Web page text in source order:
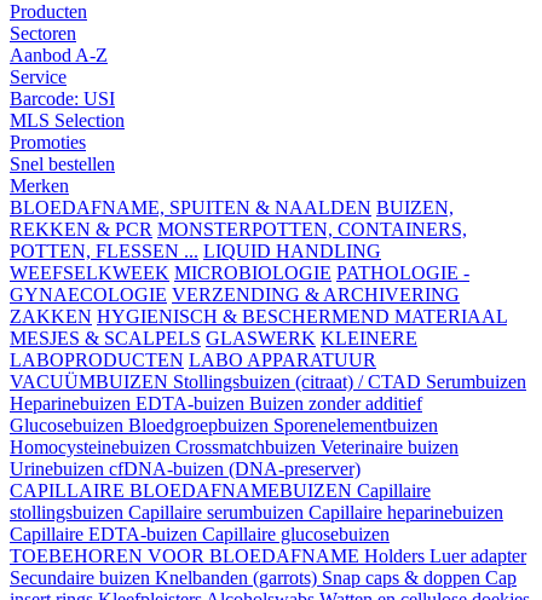
Producten
Sectoren
Aanbod A-Z
Service
Barcode: USI
MLS Selection
Promoties
Snel bestellen
Merken
BLOEDAFNAME, SPUITEN & NAALDEN BUIZEN,
REKKEN & PCR MONSTERPOTTEN, CONTAINERS,
POTTEN, FLESSEN ... LIQUID HANDLING
WEEFSELKWEEK MICROBIOLOGIE PATHOLOGIE -
GYNAECOLOGIE VERZENDING & ARCHIVERING
ZAKKEN HYGIENISCH & BESCHERMEND MATERIAAL
MESJES & SCALPELS GLASWERK KLEINERE
LABOPRODUCTEN LABO APPARATUUR
VACUÜMBUIZEN Stollingsbuizen (citraat) / CTAD Serumbuizen
Heparinebuizen EDTA-buizen Buizen zonder additief
Glucosebuizen Bloedgroepbuizen Sporenelementbuizen
Homocysteinebuizen Crossmatchbuizen Veterinaire buizen
Urinebuizen cfDNA-buizen (DNA-preserver)
CAPILLAIRE BLOEDAFNAMEBUIZEN Capillaire
stollingsbuizen Capillaire serumbuizen Capillaire heparinebuizen
Capillaire EDTA-buizen Capillaire glucosebuizen
TOEBEHOREN VOOR BLOEDAFNAME Holders Luer adapter
Secundaire buizen Knelbanden (garrots) Snap caps & doppen Cap